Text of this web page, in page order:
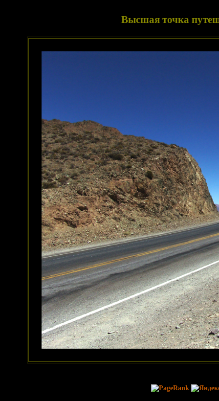
Высшая точка